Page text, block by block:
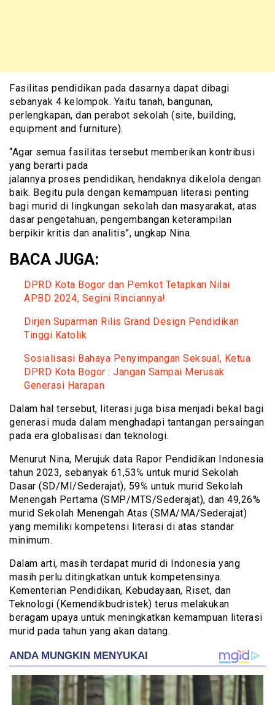
Fasilitas pendidikan pada dasarnya dapat dibagi
sebanyak 4 kelompok. Yaitu tanah, bangunan,
perlengkapan, dan perabot sekolah (site, building,
equipment and furniture).
“Agar semua fasilitas tersebut memberikan kontribusi
yang berarti pada
jalannya proses pendidikan, hendaknya dikelola dengan
baik. Begitu pula dengan kemampuan literasi penting
bagi murid di lingkungan sekolah dan masyarakat, atas
dasar pengetahuan, pengembangan keterampilan
berpikir kritis dan analitis”, ungkap Nina.
BACA JUGA:
DPRD Kota Bogor dan Pemkot Tetapkan Nilai
APBD 2024, Segini Rinciannya!
Dirjen Suparman Rilis Grand Design Pendidikan
Tinggi Katolik
Sosialisasi Bahaya Penyimpangan Seksual, Ketua
DPRD Kota Bogor : Jangan Sampai Merusak
Generasi Harapan
Dalam hal tersebut, literasi juga bisa menjadi bekal bagi
generasi muda dalam menghadapi tantangan persaingan
pada era globalisasi dan teknologi.
Menurut Nina, Merujuk data Rapor Pendidikan Indonesia
tahun 2023, sebanyak 61,53℅ untuk murid Sekolah
Dasar (SD/MI/Sederajat), 59℅ untuk murid Sekolah
Menengah Pertama (SMP/MTS/Sederajat), dan 49,26%
murid Sekolah Menengah Atas (SMA/MA/Sederajat)
yang memiliki kompetensi literasi di atas standar
minimum.
Dalam arti, masih terdapat murid di Indonesia yang
masih perlu ditingkatkan untuk kompetensinya.
Kementerian Pendidikan, Kebudayaan, Riset, dan
Teknologi (Kemendikbudristek) terus melakukan
beragam upaya untuk meningkatkan kemampuan literasi
murid pada tahun yang akan datang.